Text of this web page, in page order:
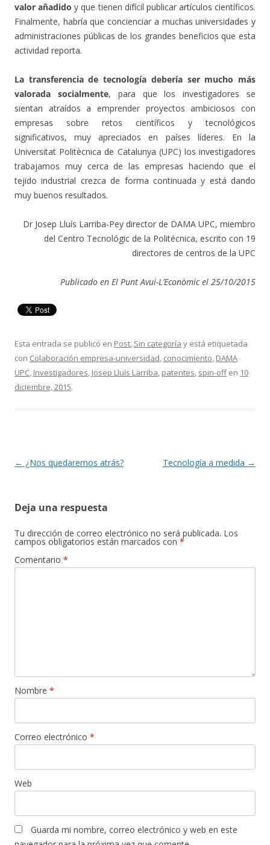
valor añadido y que tienen difícil publicar artículos científicos.
Finalmente, habría que concienciar a muchas universidades y
administraciones públicas de los grandes beneficios que esta
actividad reporta.
La transferencia de tecnología debería ser mucho más
valorada socialmente, para que los investigadores se
sientan atraídos a emprender proyectos ambiciosos con
empresas sobre retos científicos y tecnológicos
significativos, muy apreciados en países líderes. En la
Universitat Politècnica de Catalunya (UPC) los investigadores
trabajamos muy cerca de las empresas haciendo que el
tejido industrial crezca de forma continuada y está dando
muy buenos resultados.
Dr Josep Lluís Larriba-Pey director de DAMA UPC, miembro
del Centro Tecnológic de la Politécnica, escrito con 19
directores de centros de la UPC
Publicado en El Punt Avui-L’Econòmic el 25/10/2015
Esta entrada se publicó en Post Sin categoría y está etiquetada
con Colaboración empresa-universidad conocimiento DAMA
UPC Investigadores Josep Lluís Larriba patentes spin-offen 10
diciembre, 2015.
Navegación
← ¿Nos quedaremos atrás? Tecnología a medida →
Deja una respuesta
Tu dirección de correo electrónico no será publicada. Los
campos obligatorios están marcados con *
Comentario *
Nombre *
Correo electrónico *
Web
Guarda mi nombre, correo electrónico y web en este